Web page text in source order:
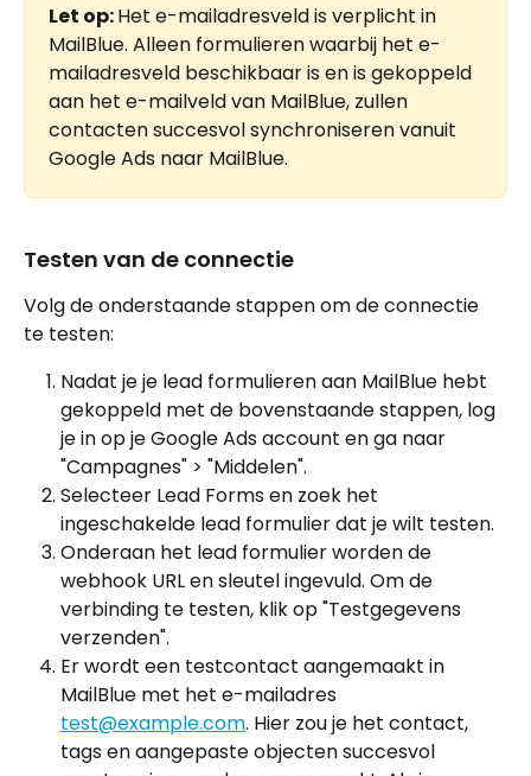
Let op: Het e-mailadresveld is verplicht in
MailBlue. Alleen formulieren waarbij het e-
mailadresveld beschikbaar is en is gekoppeld
aan het e-mailveld van MailBlue, zullen
contacten succesvol synchroniseren vanuit
Google Ads naar MailBlue.
Testen van de connectie
Volg de onderstaande stappen om de connectie
te testen:
Nadat je je lead formulieren aan MailBlue hebt
gekoppeld met de bovenstaande stappen, log
je in op je Google Ads account en ga naar
"Campagnes" > "Middelen".
Selecteer Lead Forms en zoek het
ingeschakelde lead formulier dat je wilt testen.
Onderaan het lead formulier worden de
webhook URL en sleutel ingevuld. Om de
verbinding te testen, klik op "Testgegevens
verzenden".
Er wordt een testcontact aangemaakt in
MailBlue met het e-mailadres
test@example.com. Hier zou je het contact,
tags en aangepaste objecten succesvol